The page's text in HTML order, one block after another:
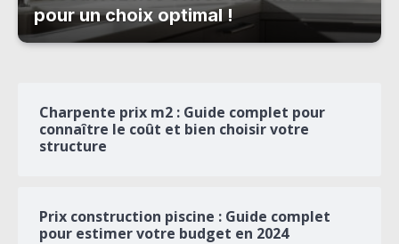
pour un choix optimal !
Charpente prix m2 : Guide complet pour
connaître le coût et bien choisir votre
structure
Prix construction piscine : Guide complet
pour estimer votre budget en 2024